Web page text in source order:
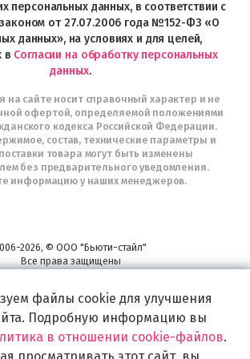
Telegram
персональных данных, в соответствии с
от 27.07.2006 года №152-ФЗ «О
данных», на условиях и для целей,
в Согласии на обработку персональных
данных.
на сайте носит справочный характер и не
офертой, определяемой положениями
кодекса Российской Федерации.
состав, технические параметры и
товара могут быть изменены
без предварительного уведомления.
информацию у наших менеджеров.
2026, © ООО "Бьюти-стайл"
Все права защищены
аксессуаров и принадлежностей для
идей по созданию Вашего образа и стиля.
файлы cookie для улучшения
Подробную информацию вы
в отношении cookie-файлов.